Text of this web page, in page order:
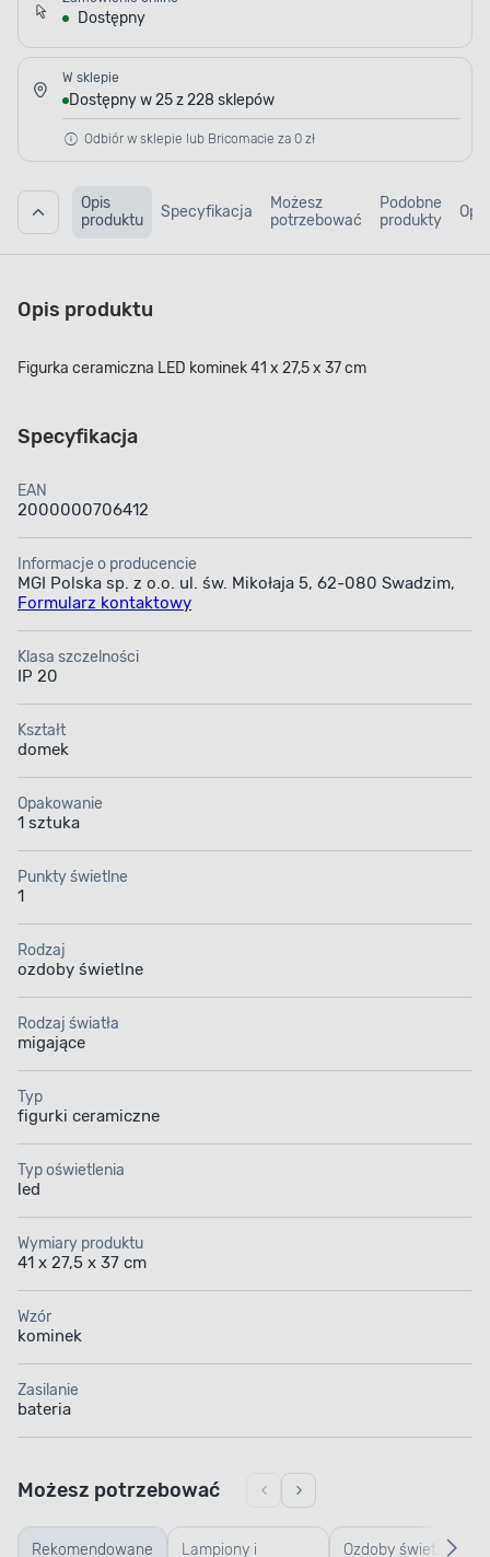
Dostępny
W sklepie
Dostępny w 25 z 228 sklepów
Odbiór w sklepie lub Bricomacie za 0 zł
Opis
produktu
Specyfikacja
Możesz
potrzebować
Podobne
produkty
Opis produktu
Figurka ceramiczna LED kominek 41 x 27,5 x 37 cm
Specyfikacja
EAN
2000000706412
Informacje o producencie
MGI Polska sp. z o.o. ul. św. Mikołaja 5, 62-080 Swadzim,
Formularz kontaktowy
Klasa szczelności
IP 20
Kształt
domek
Opakowanie
1 sztuka
Punkty świetlne
1
Rodzaj
ozdoby świetlne
Rodzaj światła
migające
Typ
figurki ceramiczne
Typ oświetlenia
led
Wymiary produktu
41 x 27,5 x 37 cm
Wzór
kominek
Zasilanie
bateria
Rekomendowane Lampiony i Ozdoby świetlne
Możesz potrzebować